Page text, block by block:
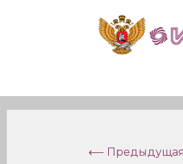
⟵ Предыдущая